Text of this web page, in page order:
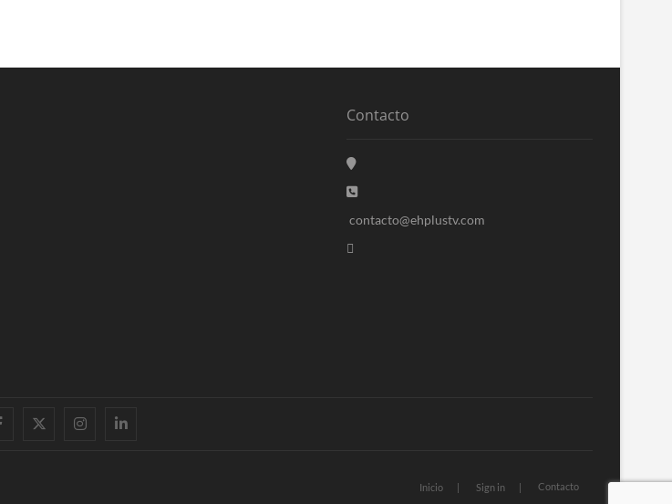
Contacto
contacto@ehplustv.com
facebooktwitterinstagram
linkedin
Inicio Sign in Contacto